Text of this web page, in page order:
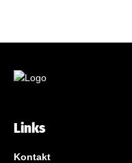
Links
Kontakt